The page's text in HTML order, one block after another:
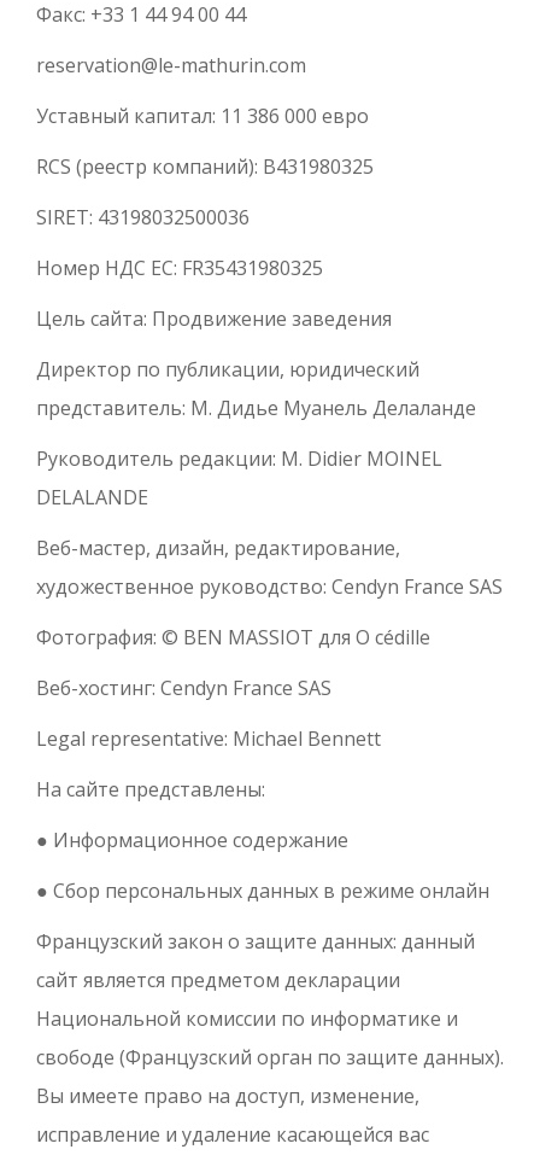
Факс: +33 1 44 94 00 44
reservation@le-mathurin.com
Уставный капитал: 11 386 000 евро
RCS (реестр компаний): B431980325
SIRET: 43198032500036
Номер НДС ЕС: FR35431980325
Цель сайта: Продвижение заведения
Директор по публикации, юридический
представитель: М. Дидье Муанель Делаланде
Руководитель редакции: M. Didier MOINEL
DELALANDE
Веб-мастер, дизайн, редактирование,
художественное руководство: Cendyn France SAS
Фотография: © BEN MASSIOT для O cédille
Веб-хостинг: Cendyn France SAS
Legal representative: Michael Bennett
На сайте представлены:
● Информационное содержание
● Сбор персональных данных в режиме онлайн
Французский закон о защите данных: данный
сайт является предметом декларации
Национальной комиссии по информатике и
свободе (Французский орган по защите данных).
Вы имеете право на доступ, изменение,
исправление и удаление касающейся вас